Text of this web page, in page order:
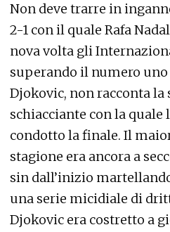
Non deve trarre in
2-1 con il quale Rafa
nova volta gli
superando il numero
Djokovic, non racconta
schiacciante con la quale
condotto la finale. Il
stagione era ancora a
sin dall’inizio
una serie micidiale di
Djokovic era costretto a